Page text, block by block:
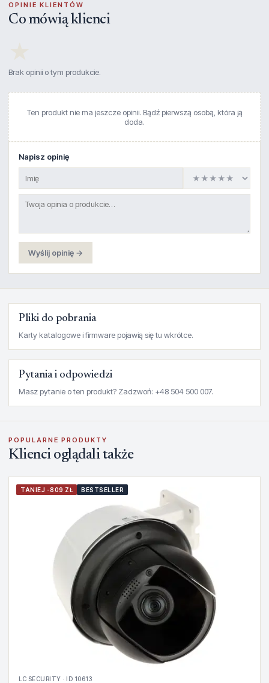
OPINIE KLIENTÓW
Co mówią klienci
Brak opinii o tym produkcie.
Ten produkt nie ma jeszcze opinii. Bądź pierwszą osobą, która ją
doda.
Napisz opinię
Wyślij opinię →
Pliki do pobrania
Karty katalogowe i firmware pojawią się tu wkrótce.
Pytania i odpowiedzi
Masz pytanie o ten produkt? Zadzwoń: +48 504 500 007.
POPULARNE PRODUKTY
Klienci oglądali także
TANIEJ -809 ZŁ BESTSELLER
LC SECURITY · ID 10613